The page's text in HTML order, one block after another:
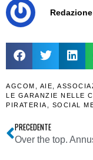
Redazione
AGCOM AIE
LE GARANZIE NELLE
PIRATERIA
SOCIAL
PRECEDENTE